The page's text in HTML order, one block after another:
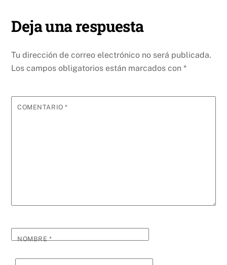
Deja una respuesta
Tu dirección de correo electrónico no será publicada.
Los campos obligatorios están marcados con*
COMENTARIO*
NOMBRE*